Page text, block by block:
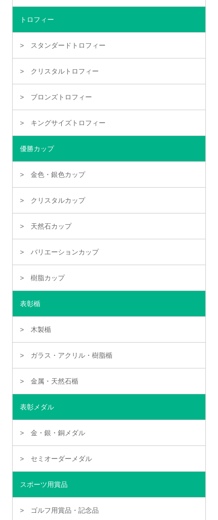
トロフィー
スタンダードトロフィー
クリスタルトロフィー
ブロンズトロフィー
キングサイズトロフィー
優勝カップ
金色・銀色カップ
クリスタルカップ
天然石カップ
バリエーションカップ
樹脂カップ
表彰楯
木製楯
ガラス・アクリル・樹脂楯
金属・天然石楯
表彰メダル
金・銀・銅メダル
セミオーダーメダル
スポーツ用賞品
ゴルフ用賞品・記念品